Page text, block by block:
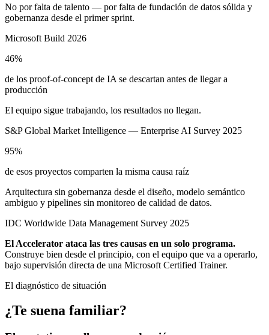
No por falta de talento — por falta de fundación de datos sólida y
gobernanza desde el primer sprint.
Microsoft Build 2026
46%
de los proof-of-concept de IA se descartan antes de llegar a
producción
El equipo sigue trabajando, los resultados no llegan.
S&P Global Market Intelligence — Enterprise AI Survey 2025
95%
de esos proyectos comparten la misma causa raíz
Arquitectura sin gobernanza desde el diseño, modelo semántico
ambiguo y pipelines sin monitoreo de calidad de datos.
IDC Worldwide Data Management Survey 2025
El Accelerator ataca las tres causas en un solo programa.
Construye bien desde el principio, con el equipo que va a operarlo,
bajo supervisión directa de una Microsoft Certified Trainer.
El diagnóstico de situación
¿Te suena familiar?